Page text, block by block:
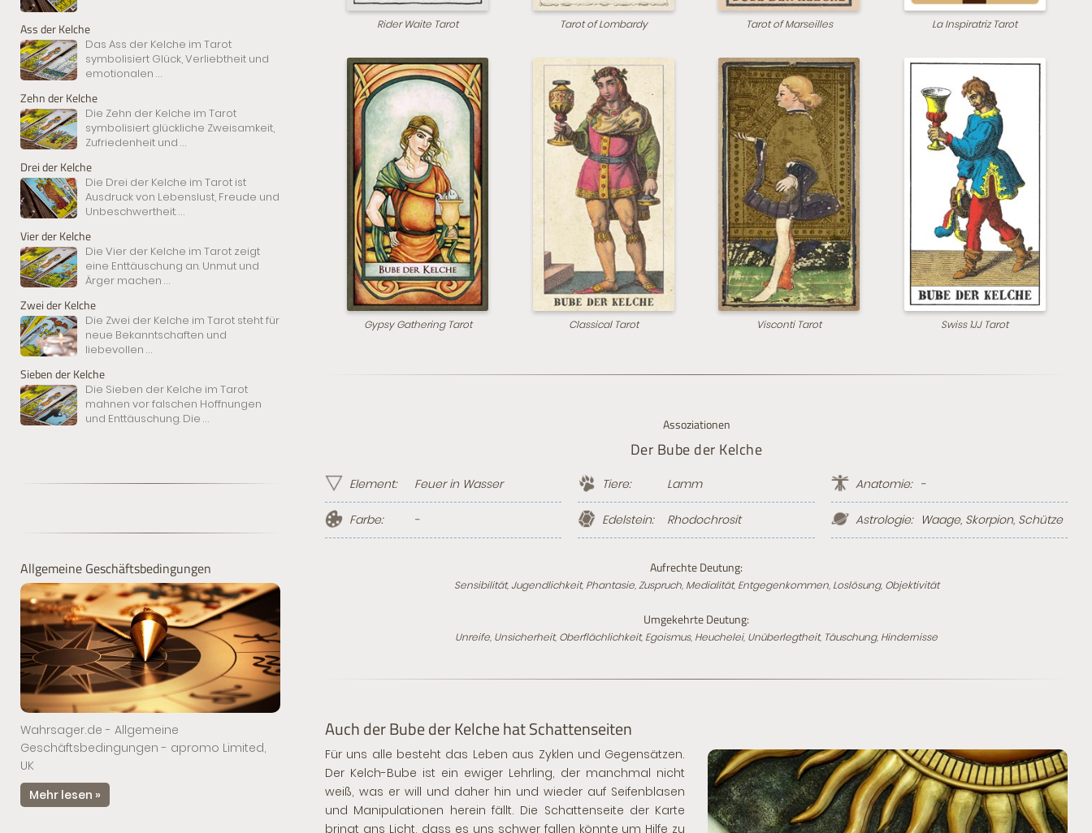
Ass der Kelche
Das Ass der Kelche im Tarot
symbolisiert Glück, Verliebtheit und
emotionalen ...
Zehn der Kelche
Die Zehn der Kelche im Tarot
symbolisiert glückliche Zweisamkeit,
Zufriedenheit und ...
Drei der Kelche
Die Drei der Kelche im Tarot ist
Ausdruck von Lebenslust, Freude und
Unbeschwertheit....
Vier der Kelche
Die Vier der Kelche im Tarot zeigt
eine Enttäuschung an. Unmut und
Ärger machen ...
Zwei der Kelche
Die Zwei der Kelche im Tarot steht für
neue Bekanntschaften und
liebevollen ...
Sieben der Kelche
Die Sieben der Kelche im Tarot
mahnen vor falschen Hoffnungen
und Enttäuschung. Die ...
Allgemeine Geschäftsbedingungen
Wahrsager.de - Allgemeine
Geschäftsbedingungen - apromo Limited,
UK
Mehr lesen »
Rider Waite Tarot Tarot of Lombardy Tarot of Marseilles La Inspiratriz Tarot
Gypsy Gathering Tarot Classical Tarot Visconti Tarot Swiss 1JJ Tarot
Assoziationen
Der Bube der Kelche
Element: Feuer in Wasser
Farbe: -
Tiere: Lamm
Edelstein: Rhodochrosit
Anatomie: -
Astrologie: Waage, Skorpion, Schütze
Aufrechte Deutung:
Sensibilität, Jugendlichkeit, Phantasie, Zuspruch, Medialität, Entgegenkommen, Loslösung, Objektivität
Umgekehrte Deutung:
Unreife, Unsicherheit, Oberflächlichkeit, Egoismus, Heuchelei, Unüberlegtheit, Täuschung, Hindernisse
Auch der Bube der Kelche hat Schattenseiten
Für uns alle besteht das Leben aus Zyklen und Gegensätzen.
Der Kelch-Bube ist ein ewiger Lehrling, der manchmal nicht
weiß, was er will und daher hin und wieder auf Seifenblasen
und Manipulationen herein fällt. Die Schattenseite der Karte
bringt ans Licht, dass es uns schwer fallen könnte um Hilfe zu